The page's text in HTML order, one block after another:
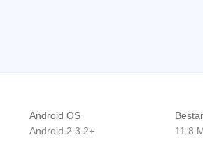
Android OS
Android 2.3.2+
11.8